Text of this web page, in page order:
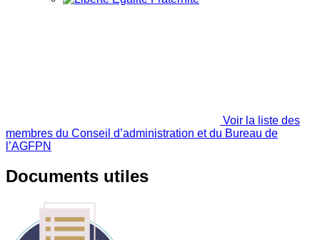
Voir la liste des
membres du Conseil d’administration et du Bureau de
l’AGFPN
Documents utiles